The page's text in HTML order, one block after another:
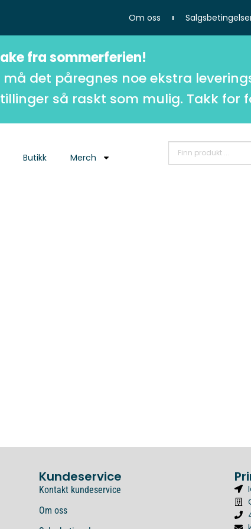
Om oss
fra sommerferien!
det påregnes noe ekstra
så raskt som mulig. Takk for
Butikk Merch
Kundeservice
Kontakt kundeservice
Om oss